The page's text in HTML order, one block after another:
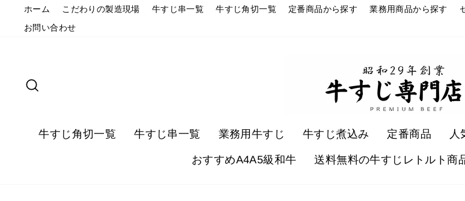
ホーム こだわりの製造現場 牛すじ串一覧 牛すじ角切一覧 定番商品から探す 業務用商品から探す
お問い合わせ
牛すじ角切一覧 牛すじ串一覧 業務用牛すじ 牛すじ煮込み 定番商品 人
おすすめA4A5級和牛 送料無料の牛すじレトルト商